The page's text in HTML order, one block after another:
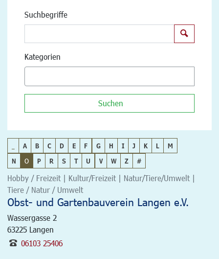
Suchbegriffe
Kategorien
Suchen
A B C D E F G H I J K L
M
N
O P R S T U V W Z #
Hobby / Freizeit | Kultur/Freizeit | Natur/Tiere/Umwelt |
Tiere / Natur / Umwelt
Obst- und Gartenbauverein Langen e.V.
Wassergasse 2
63225 Langen
06103 25406